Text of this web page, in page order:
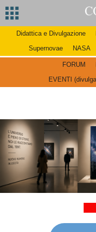
Didattica e Divulgazione
Supernovae
NASA
FORUM
EVENTI